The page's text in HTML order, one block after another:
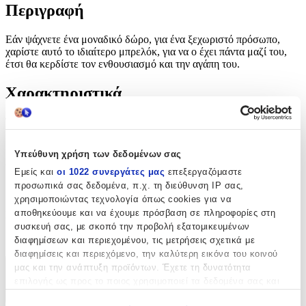
Υπεύθυνη χρήση των δεδομένων σας
Εμείς και οι 1022 συνεργάτες μας επεξεργαζόμαστε
προσωπικά σας δεδομένα, π.χ. τη διεύθυνση IP σας,
χρησιμοποιώντας τεχνολογία όπως cookies για να
αποθηκεύουμε και να έχουμε πρόσβαση σε πληροφορίες στη
συσκευή σας, με σκοπό την προβολή εξατομικευμένων
διαφημίσεων και περιεχομένου, τις μετρήσεις σχετικά με
διαφημίσεις και περιεχόμενο, την καλύτερη εικόνα του κοινού
μας και την ανάπτυξη προϊόντων. Έχετε τη δυνατότητα
Περιγραφή
Εάν ψάχνετε ένα μοναδικό δώρο, για ένα ξεχωριστό πρόσωπο,
χαρίστε αυτό το ιδιαίτερο μπρελόκ, για να ο έχει πάντα μαζί του,
έτσι θα κερδίστε τον ενθουσιασμό και την αγάπη του.
Χαρακτηριστικά
Τύπος
Υλικό:
Μεταλλικό
Κατασκευαστής:
OEM
Χαρακτηριστικά